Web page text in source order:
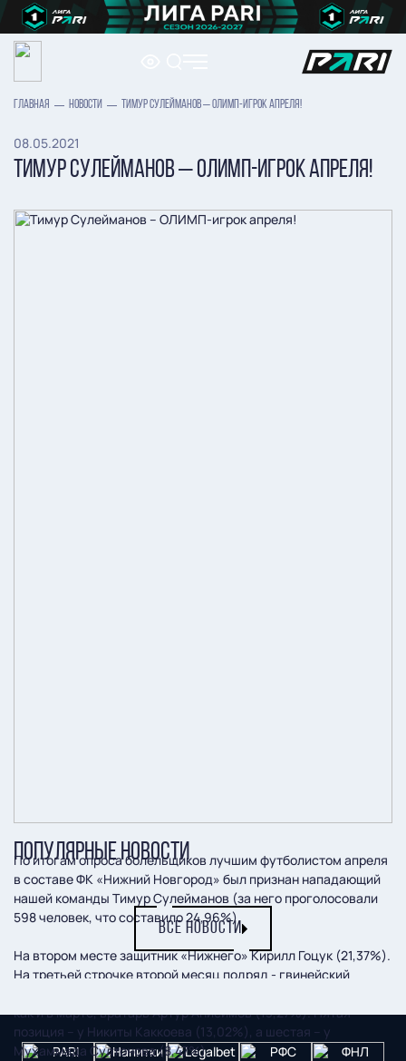
ГЛАВНАЯ НОВОСТИ ТИМУР СУЛЕЙМАНОВ – ОЛИМП-ИГРОК АПРЕЛЯ!
08.05.2021
ТИМУР СУЛЕЙМАНОВ – ОЛИМП-ИГРОК АПРЕЛЯ!
По итогам опроса болельщиков лучшим футболистом апреля
в составе ФК «Нижний Новгород» был признан нападающий
нашей команды Тимур Сулейманов (за него проголосовали
598 человек, что составило 24,96%).
На втором месте защитник «Нижнего» Кирилл Гоцук (21,37%).
На третьей строчке второй месяц подряд - гвинейский
как и в марте, вратарь Артур Анисимов (13,27%). Пятая
позиция – у Никиты Каккоева (13,02%), а шестая – у
Мухаммада Султонова (8,47%).
ПОПУЛЯРНЫЕ НОВОСТИ
ВСЕ НОВОСТИ